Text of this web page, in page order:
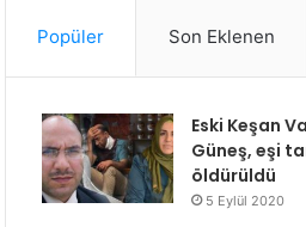
Popüler Son Eklenen
Eski Keşan
Güneş, eşi
öldürüldü
5 Eylül 2020